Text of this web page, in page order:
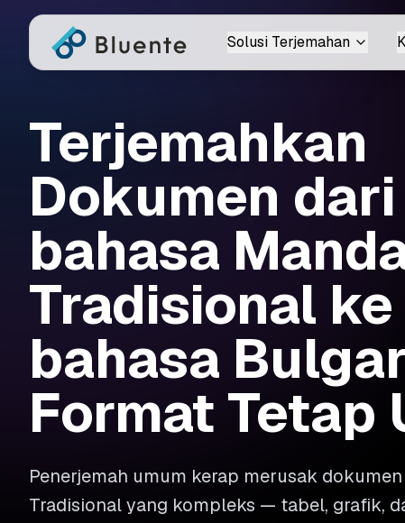
Solusi Terjemahan
Terjemahkan
Dokumen dari
bahasa
Tradisional ke
bahasa
Format Tetap
Penerjemah umum kerap merusak
Tradisional yang kompleks — tabel, grafik,